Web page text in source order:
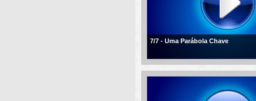
7/7 - Uma Parábola Chave